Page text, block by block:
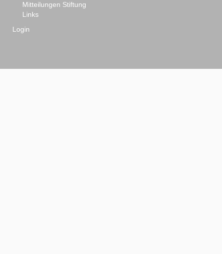
Mitteilungen Stiftung
Links
Login